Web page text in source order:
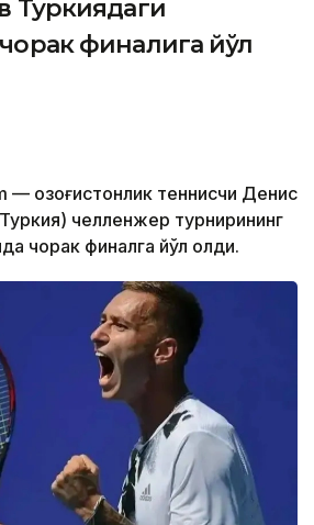
Туркиядаги
финалига йўл
Қозоғистонлик теннисчи Денис
челленжер турнирининг
чорак финалга йўл олди.